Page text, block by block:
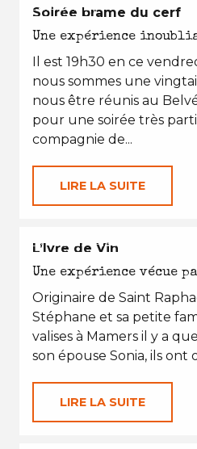
L'AUTOMNE
Soirée brame du cerf
Une expérience
Il est 19h30 en ce
nous sommes une
nous être réunis au
pour une soirée très
compagnie de...
LIRE LA SUITE
EN TOUTES SAISONS
L’Ivre de Vin
Une expérience vécue
Originaire de Saint
Stéphane et sa petite
valises à Mamers il y a
son épouse Sonia, ils ont
LIRE LA SUITE